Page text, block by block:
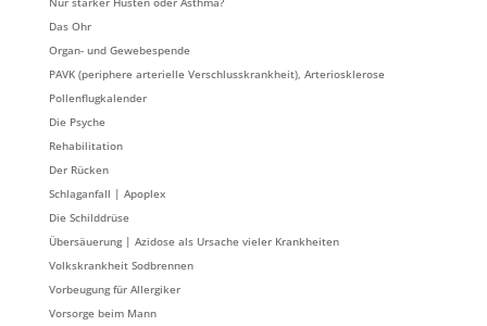
Das Ohr
Organ- und Gewebespende
PAVK (periphere arterielle Verschlusskrankheit), Arteriosklerose
Pollenflugkalender
Die Psyche
Rehabilitation
Der Rücken
Schlaganfall | Apoplex
Die Schilddrüse
Übersäuerung | Azidose als Ursache vieler Krankheiten
Volkskrankheit Sodbrennen
Vorbeugung für Allergiker
Vorsorge beim Mann